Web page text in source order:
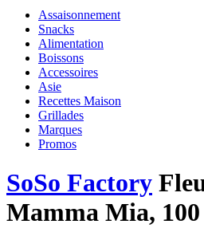
Assaisonnement
Snacks
Alimentation
Boissons
Accessoires
Asie
Recettes Maison
Grillades
Marques
Promos
SoSo Factory
Mamma Mia, 100